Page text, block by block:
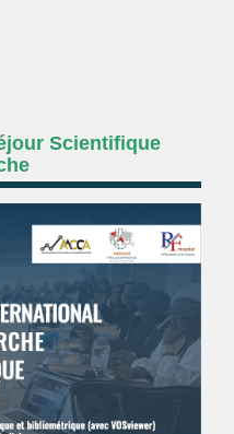
Scientifique